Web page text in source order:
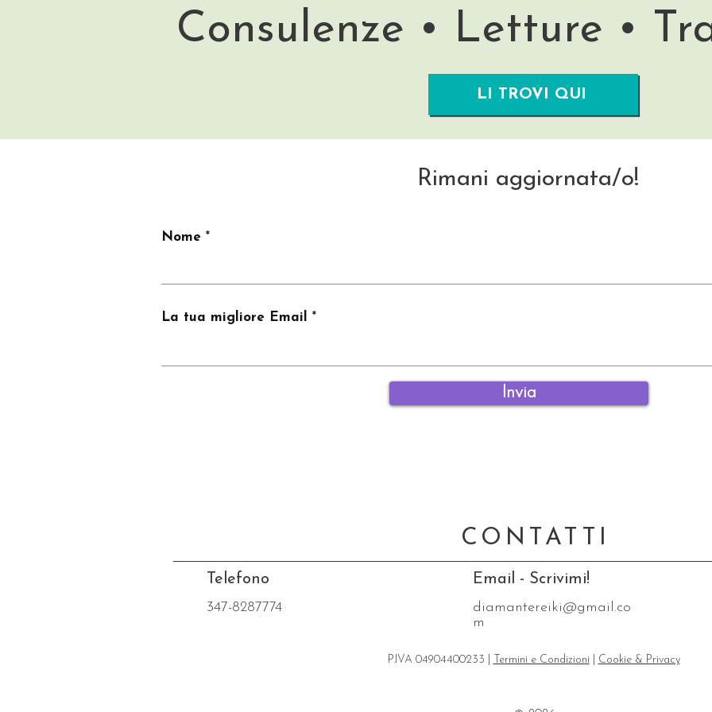
Consulenze • Letture •
LI TROVI QUI
Rimani aggiornata/o!
Nome
La tua migliore Email
Invia
CONTATTI
Telefono
347-8287774
Email - Scrivimi!
diamantereiki@gmail.co
m
P.IVA 04904400233 | Termini e Condizioni Cookie & Privacy